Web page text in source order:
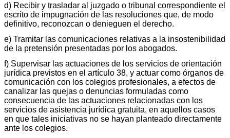
d) Recibir y trasladar al juzgado o tribunal correspondiente el
escrito de impugnación de las resoluciones que, de modo
definitivo, reconozcan o denieguen el derecho.
e) Tramitar las comunicaciones relativas a la insostenibilidad
de la pretensión presentadas por los abogados.
f) Supervisar las actuaciones de los servicios de orientación
jurídica previstos en el artículo 38, y actuar como órganos de
comunicación con los colegios profesionales, a efectos de
canalizar las quejas o denuncias formuladas como
consecuencia de las actuaciones relacionadas con los
servicios de asistencia jurídica gratuita, en aquellos casos
en que tales iniciativas no se hayan planteado directamente
ante los colegios.